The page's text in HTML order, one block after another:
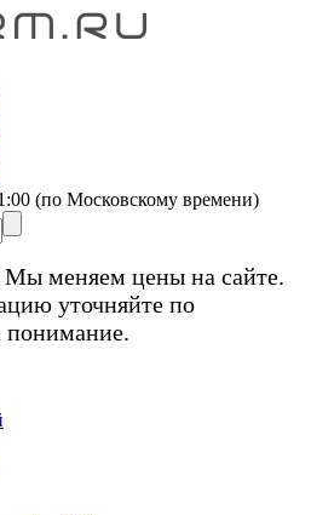
(по Московскому времени)
меняем цены на сайте.
уточняйте по
понимание.